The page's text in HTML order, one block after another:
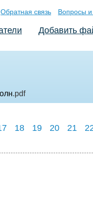
Обратная связь Вопросы
Добавить
.pdf
18 19 20 21